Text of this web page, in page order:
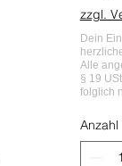
zzgl.
Anzahl